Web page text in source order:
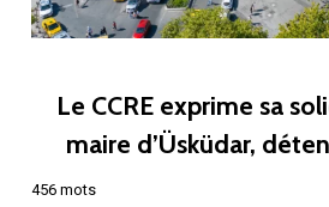
Le CCRE exprime sa
maire d’Üsküdar,
456 mots